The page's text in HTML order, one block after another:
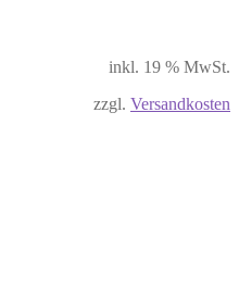
inkl. 19 % MwSt.
zzgl. Versandkosten